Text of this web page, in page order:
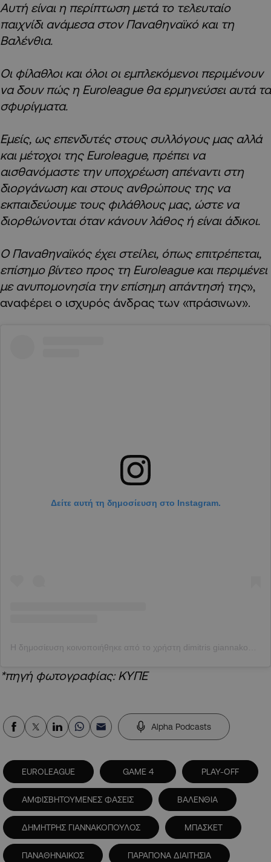
Αυτή είναι η περίπτωση μετά το τελευταίο
παιχνίδι ανάμεσα στον Παναθηναϊκό και τη
Βαλένθια.
Οι φίλαθλοι και όλοι οι εμπλεκόμενοι περιμένουν
να δουν πώς η Euroleague θα ερμηνεύσει αυτά τα
σφυρίγματα.
Εμείς, ως επενδυτές στους συλλόγους μας αλλά
και μέτοχοι της Euroleague, πρέπει να
αισθανόμαστε την υποχρέωση απέναντι στη
διοργάνωση και στους ανθρώπους της να
εκπαιδεύουμε τους φιλάθλους μας, ώστε να
διορθώνονται όταν κάνουν λάθος ή είναι άδικοι.
Ο Παναθηναϊκός έχει στείλει, όπως επιτρέπεται,
επίσημο βίντεο προς τη Euroleague και περιμένει
με ανυπομονησία την επίσημη απάντησή της»,
αναφέρει ο ισχυρός άνδρας των «πράσινων».
Δείτε αυτή τη δημοσίευση στο Instagram.
*πηγή φωτογραφίας: ΚΥΠΕ
Alpha Podcasts
EUROLEAGUE GAME 4 PLAY-OFF
ΑΜΦΙΣΒΗΤΟΥΜΕΝΕΣ ΦΑΣΕΙΣ ΒΑΛΕΝΘΙΑ
ΔΗΜΗΤΡΗΣ ΓΙΑΝΝΑΚΟΠΟΥΛΟΣ ΜΠΑΣΚΕΤ
ΠΑΝΑΘΗΝΑΙΚΟΣ ΠΑΡΑΠΟΝΑ ΔΙΑΙΤΗΣΙΑ